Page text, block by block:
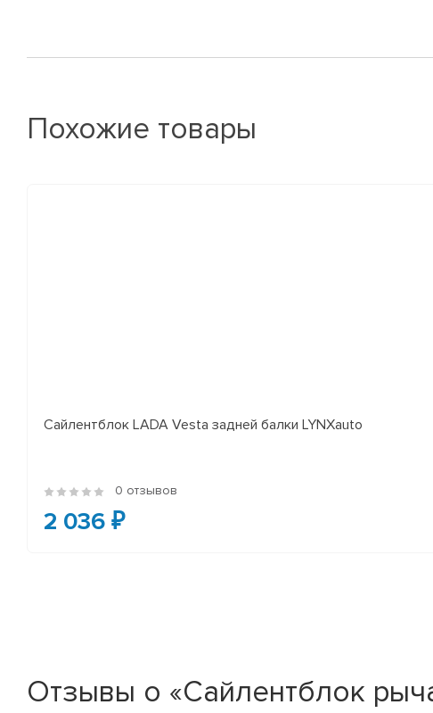
Похожие товары
Сайлентблок LADA Vesta задней балки LYNXauto
0 отзывов
2 036 ₽
Отзывы о «Сайлентблок